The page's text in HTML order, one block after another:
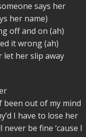
says her
her name)
off and on (ah)
it wrong (ah)
let her slip away
been out of my mind
I have to lose her
never be fine ‘cause I